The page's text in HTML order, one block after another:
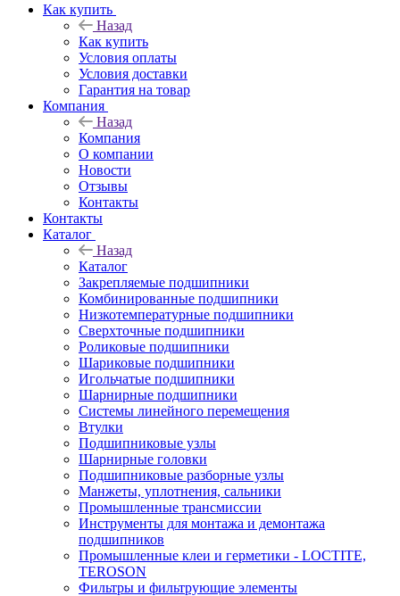
Как купить
Назад
Как купить
Условия оплаты
Условия доставки
Гарантия на товар
Компания
Назад
Компания
О компании
Новости
Отзывы
Контакты
Контакты
Каталог
Назад
Каталог
Закрепляемые подшипники
Комбинированные подшипники
Низкотемпературные подшипники
Сверхточные подшипники
Роликовые подшипники
Шариковые подшипники
Игольчатые подшипники
Шарнирные подшипники
Системы линейного перемещения
Втулки
Подшипниковые узлы
Шарнирные головки
Подшипниковые разборные узлы
Манжеты, уплотнения, сальники
Промышленные трансмиссии
Инструменты для монтажа и демонтажа
подшипников
Промышленные клеи и герметики - LOCTITE,
TEROSON
Фильтры и фильтрующие элементы